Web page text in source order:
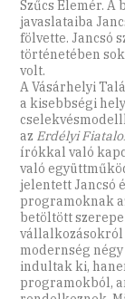
Szűcs Elemér.
javaslataiba
fölvette. Jancsó
történetében
volt.
A Vásárhelyi
a kisebbségi
az Erdélyi
írókkal való
való
jelentett Jancsó
programoknak
betöltött
vállalkozásokról
modernség
indultak ki,
programokból,